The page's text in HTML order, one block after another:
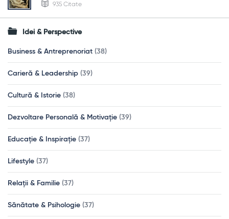
935 Citate
Idei & Perspective
Business & Antreprenoriat (38)
Carieră & Leadership (39)
Cultură & Istorie (38)
Dezvoltare Personală & Motivație (39)
Educație & Inspirație (37)
Lifestyle (37)
Relații & Familie (37)
Sănătate & Psihologie (37)